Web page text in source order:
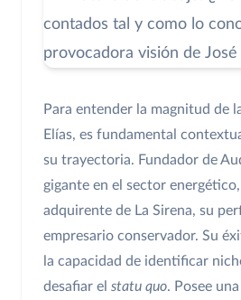
Para entender la magnitud de
Elías, es fundamental
su trayectoria. Fundador de
gigante en el sector
adquirente de La Sirena, su
empresario conservador. Su
la capacidad de identificar
desafiar el statu quo. Posee